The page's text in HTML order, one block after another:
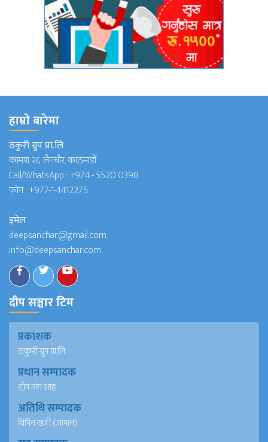
हाम्राे बारेमा
ठकुरी ग्रुप प्रा.लि
कामपा २६, लैनचौर, काठमाडौं
Call/WhatsApp :+974 - 5520 0398
फोन :+977-1-4412275
इमेल
deepsanchar@gmail.com
info@deepsanchar.com
दीप सञ्चार टिम
प्रकाशक
ठकुरी ग्रुप प्रा.लि
प्रधान सम्पादक
दीप जंग शाह
अतिथि सम्पादक
विपिन खत्री (जापान)